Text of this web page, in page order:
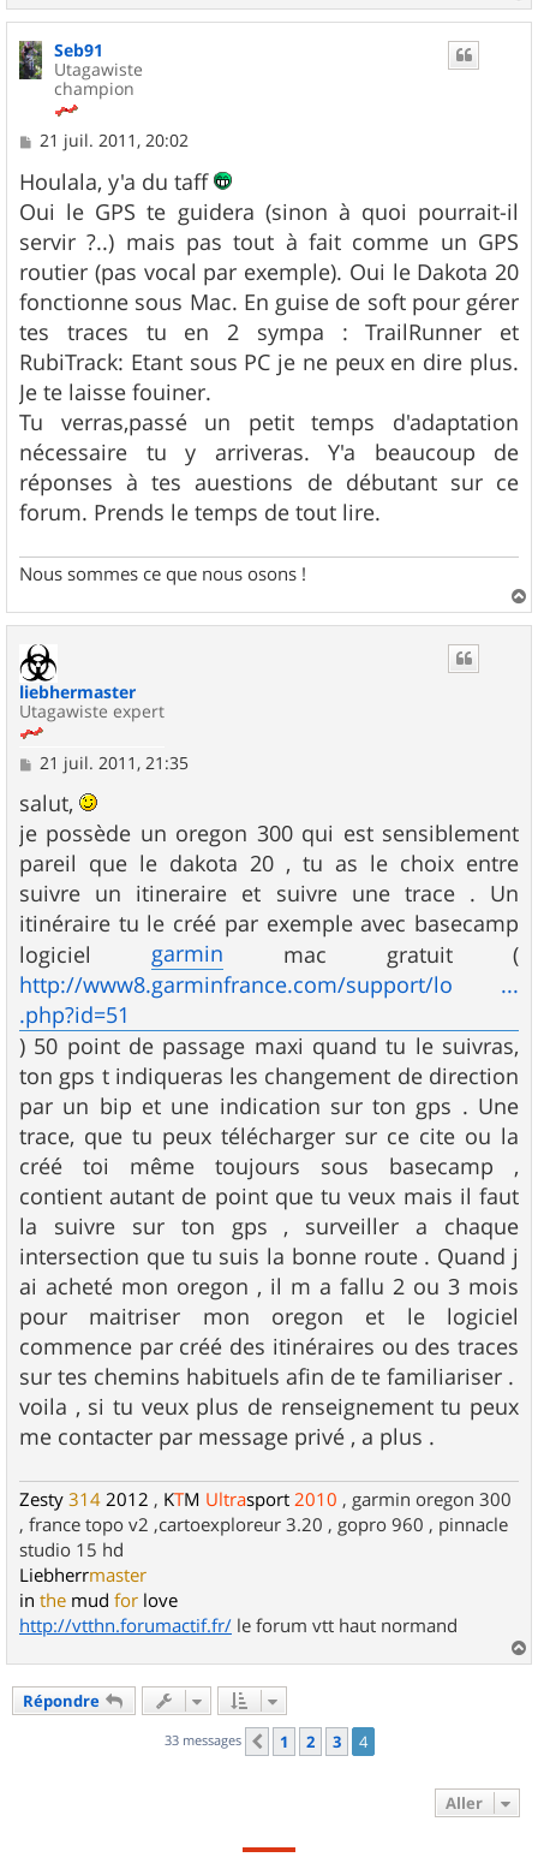
a
Seb91
Utagawiste
champion
M
s
s
a
g
e
21 juil. 2011, 20:02
Houlala, y'a du taff
Oui le GPS te guidera (sinon à quoi pourrait-il
servir ?..) mais pas tout à fait comme un GPS
routier (pas vocal par exemple). Oui le Dakota 20
fonctionne sous Mac. En guise de soft pour gérer
tes traces tu en 2 sympa : TrailRunner et
RubiTrack: Etant sous PC je ne peux en dire plus.
Je te laisse fouiner.
Tu verras,passé un petit temps d'adaptation
nécessaire tu y arriveras. Y'a beaucoup de
réponses à tes auestions de débutant sur ce
forum. Prends le temps de tout lire.
Nous sommes ce que nous osons !
a
liebhermaster
Utagawiste expert
M
s
s
a
g
e
21 juil. 2011, 21:35
salut,
je possède un oregon 300 qui est sensiblement
pareil que le dakota 20 , tu as le choix entre
suivre un itineraire et suivre une trace . Un
itinéraire tu le créé par exemple avec basecamp
logiciel garmin mac gratuit (
http://www8.garminfrance.com/support/lo ...
.php?id=51
) 50 point de passage maxi quand tu le suivras,
ton gps t indiqueras les changement de direction
par un bip et une indication sur ton gps . Une
trace, que tu peux télécharger sur ce cite ou la
créé toi même toujours sous basecamp ,
contient autant de point que tu veux mais il faut
la suivre sur ton gps , surveiller a chaque
intersection que tu suis la bonne route . Quand j
ai acheté mon oregon , il m a fallu 2 ou 3 mois
pour maitriser mon oregon et le logiciel
commence par créé des itinéraires ou des traces
sur tes chemins habituels afin de te familiariser .
voila , si tu veux plus de renseignement tu peux
me contacter par message privé , a plus .
Zesty 314 2012 , KTM Ultrasport 2010 , garmin oregon 300
, france topo v2 ,cartoexploreur 3.20 , gopro 960 , pinnacle
studio 15 hd
Liebherrmaster
in the mud for love
http://vtthn.forumactif.fr/ le forum vtt haut normand
a
Répondre
33 messages Précédent
1 2 3 4
Aller